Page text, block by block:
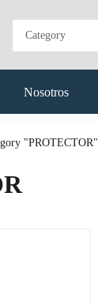
Nosotros
"PROTECTOR"